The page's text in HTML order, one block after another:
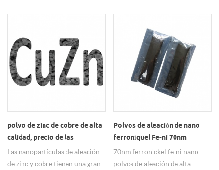
y cobre, parcialmente pasivado
para un envío seguro (sin efecto
en el rendimiento principal), por
supuesto, también está
de zinc y cobre pureza: 99.9%,
base de metal. Nanopolvos de
aleación de zinc y cobre
apariencia: negro Nanopolvos
de aleación de zinc y cobre
magnéticos blandos de baja
frecuencia
polvo de zinc de cobre de alta
calidad, precio de las
nanopartículas de aleación
cuzn
Las nanopartículas de aleación
de zinc y cobre tienen una gran
Polvos de aleación de nano
ferroníquel Fe-ni 70nm
70nm ferronickel fe-ni nano
polvos de aleación de alta